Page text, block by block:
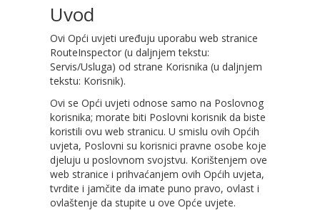
Uvod
Ovi Opći uvjeti uređuju uporabu web stranice
RouteInspector (u daljnjem tekstu:
Servis/Usluga) od strane Korisnika (u daljnjem
tekstu: Korisnik).
Ovi se Opći uvjeti odnose samo na Poslovnog
korisnika; morate biti Poslovni korisnik da biste
koristili ovu web stranicu. U smislu ovih Općih
uvjeta, Poslovni su korisnici pravne osobe koje
djeluju u poslovnom svojstvu. Korištenjem ove
web stranice i prihvaćanjem ovih Općih uvjeta,
tvrdite i jamčite da imate puno pravo, ovlast i
ovlaštenje da stupite u ove Opće uvjete.